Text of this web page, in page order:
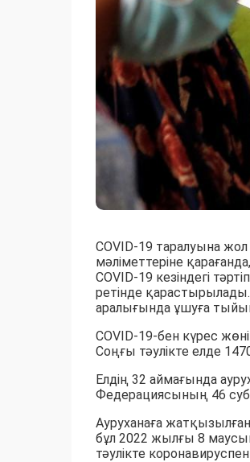
COVID-19 таралуына
мәліметтеріне
COVID-19 кезіндегі
ретінде
аралығында ұшуға
COVID-19-бен күрес
Соңғы тәулікте елде
Елдің 32 аймағында
Федерациясының 46
Ауруханаға
бұл 2022 жылғы 8
тәулікте